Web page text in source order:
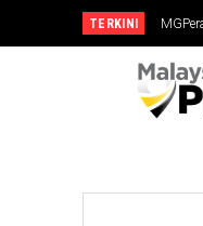
TERKINI